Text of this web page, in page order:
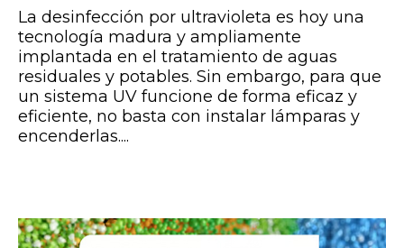
La desinfección por ultravioleta es hoy una
tecnología madura y ampliamente
implantada en el tratamiento de aguas
residuales y potables. Sin embargo, para que
un sistema UV funcione de forma eficaz y
eficiente, no basta con instalar lámparas y
encenderlas....